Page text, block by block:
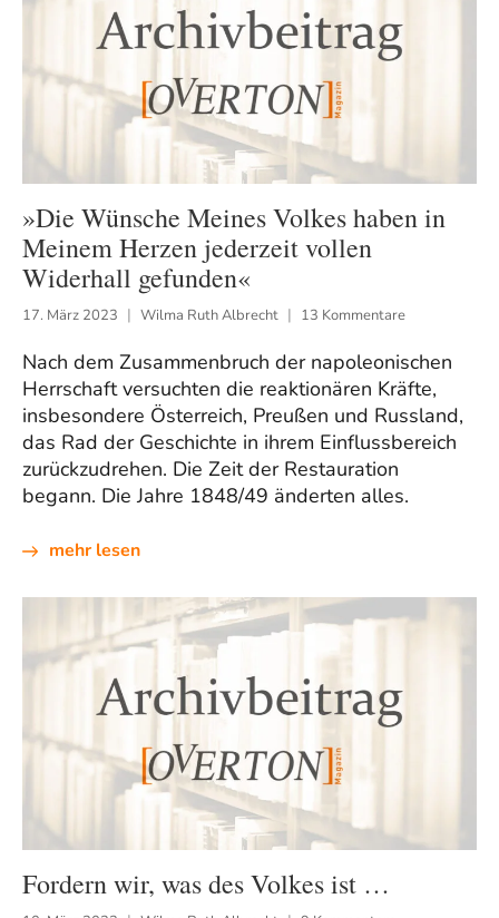
»Die Wünsche Meines Volkes haben in
Meinem Herzen jederzeit vollen
Widerhall gefunden«
17. März 2023 Wilma Ruth Albrecht 13 Kommentare
Nach dem Zusammenbruch der napoleonischen
Herrschaft versuchten die reaktionären Kräfte,
insbesondere Österreich, Preußen und Russland,
das Rad der Geschichte in ihrem Einflussbereich
zurückzudrehen. Die Zeit der Restauration
begann. Die Jahre 1848/49 änderten alles.
mehr lesen
Fordern wir, was des Volkes ist …